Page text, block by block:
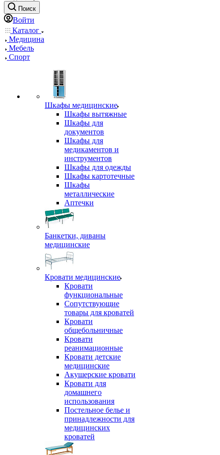
Поиск
Войти
Каталог
Медицина
Мебель
Спорт
Шкафы медицинские
Шкафы вытяжные
Шкафы для
документов
Шкафы для
медикаментов и
инструментов
Шкафы для одежды
Шкафы картотечные
Шкафы
металлические
Аптечки
Банкетки, диваны
медицинские
Кровати медицинские
Кровати
функциональные
Сопутствующие
товары для кроватей
Кровати
общебольничные
Кровати
реанимационные
Кровати детские
медицинские
Акушерские кровати
Кровати для
домашнего
использования
Постельное белье и
принадлежности для
медицинских
кроватей